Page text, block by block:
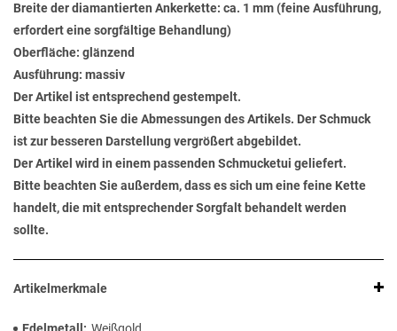
Breite der diamantierten Ankerkette: ca. 1 mm (feine Ausführung,
erfordert eine sorgfältige Behandlung)
Oberfläche: glänzend
Ausführung: massiv
Der Artikel ist entsprechend gestempelt.
Bitte beachten Sie die Abmessungen des Artikels. Der Schmuck
ist zur besseren Darstellung vergrößert abgebildet.
Der Artikel wird in einem passenden Schmucketui geliefert.
Bitte beachten Sie außerdem, dass es sich um eine feine Kette
handelt, die mit entsprechender Sorgfalt behandelt werden
sollte.
Artikelmerkmale